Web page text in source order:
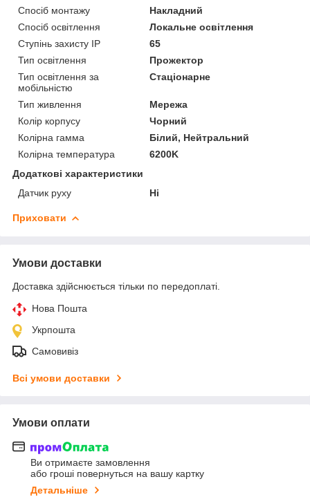
Спосіб монтажу
Накладний
Спосіб освітлення
Локальне освітлення
Ступінь захисту IP
65
Тип освітлення
Прожектор
Тип освітлення за
мобільністю
Стаціонарне
Тип живлення
Мережа
Колір корпусу
Чорний
Колірна гамма
Білий, Нейтральний
Колірна температура
6200K
Додаткові характеристики
Датчик руху
Ні
Приховати
Умови доставки
Доставка здійснюється тільки по передоплаті.
Нова Пошта
Укрпошта
Самовивіз
Всі умови доставки
Умови оплати
Ви отримаєте замовлення
або гроші повернуться на вашу картку
Детальніше